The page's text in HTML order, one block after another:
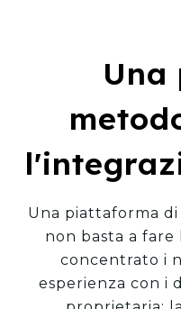
Una
Una piattaforma
non basta a fare
concentrato i
esperienza con i